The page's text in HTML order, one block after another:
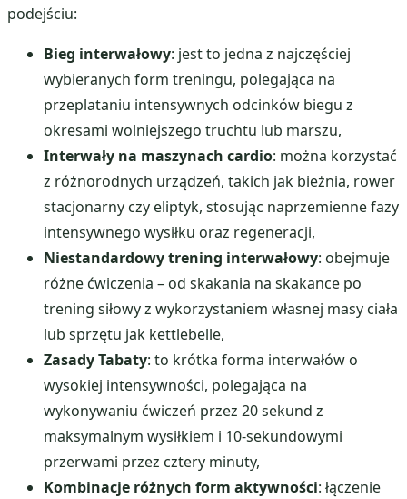
podejściu:
Bieg interwałowy: jest to jedna z najczęściej
wybieranych form treningu, polegająca na
przeplataniu intensywnych odcinków biegu z
okresami wolniejszego truchtu lub marszu,
Interwały na maszynach cardio: można korzystać
z różnorodnych urządzeń, takich jak bieżnia, rower
stacjonarny czy eliptyk, stosując naprzemienne fazy
intensywnego wysiłku oraz regeneracji,
Niestandardowy trening interwałowy: obejmuje
różne ćwiczenia – od skakania na skakance po
trening siłowy z wykorzystaniem własnej masy ciała
lub sprzętu jak kettlebelle,
Zasady Tabaty: to krótka forma interwałów o
wysokiej intensywności, polegająca na
wykonywaniu ćwiczeń przez 20 sekund z
maksymalnym wysiłkiem i 10-sekundowymi
przerwami przez cztery minuty,
Kombinacje różnych form aktywności: łączenie